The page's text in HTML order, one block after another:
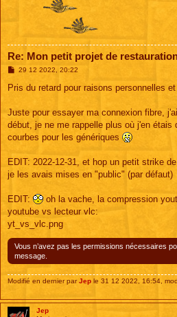
Re: Mon petit projet de
M
s
g
29 12 2022, 20:22
Pris du retard pour raisons personnelles
Juste pour essayer ma connexion fibre,
début, je ne me rappelle plus où j'en étais
courbes pour les génériques
EDIT: 2022-12-31, et hop un petit strike
je les avais mises en "public" (par défaut)
EDIT:
oh la vache, la compression
youtube vs lecteur vlc:
yt_vs_vlc.png
Vous n’avez pas les permissions nécessaires
message.
Modifié en dernier parJep le 31 12 2022, 16:54,
Jep